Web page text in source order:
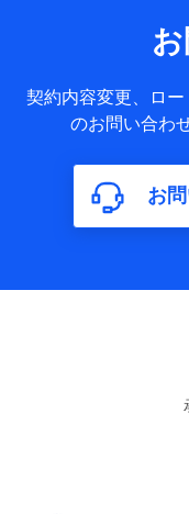
サービス提供等を通
基本情報
氏名、電話番号、
属性、連絡先、d
構成、住所、dポ
含まれます。
利用情報
ご契約状態・ご
関する情報、ア
報、購入された
に関する情報、
契約内容変更、ロ
のお問い合わ
お